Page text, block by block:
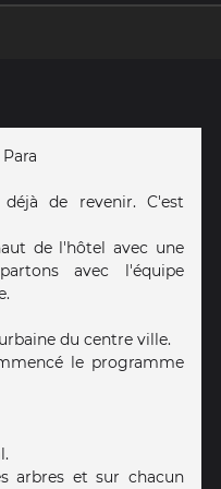
de revenir. C'est
de l'hôtel avec une
avec l'équipe
du centre ville.
le programme
arbres et sur chacun